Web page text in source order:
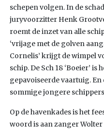
schepen volgen. In de
juryvoorzitter Henk
roemt de inzet van alle
‘vrijage met de golven
Cornelis’ krijgt de wimpel
schip. De Sch 18 ‘Boeier’
gepavoiseerde vaartuig.
sommige jongere
Op de havenkades is het
woord is aan zanger